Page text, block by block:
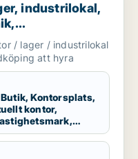
industrilokal,
kontor,
fastighetsmark
i Vara eller
/ lager / industrilokal
att hyra
Kontorsplats,
kontor,